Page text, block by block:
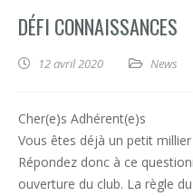
DÉFI CONNAISSANCES
12 avril 2020 News
Cher(e)s Adhérent(e)s
Vous êtes déjà un petit
Répondez donc à ce
ouverture du club. La règle